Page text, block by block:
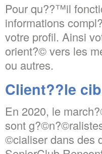
Pour qu??™il
informations
votre profil. Ainsi
orient?© vers les
ou autres.
Client??le
En 2020, le
sont
©cialiser dans des